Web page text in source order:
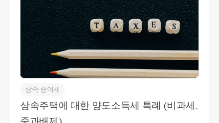
상속∙증여세
상속주택에 대한 양도소득세 특례 (비과세.